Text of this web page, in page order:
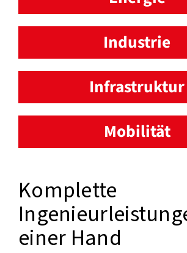
Industrie
Infrastruktur
Mobilität
Komplette
einer Hand